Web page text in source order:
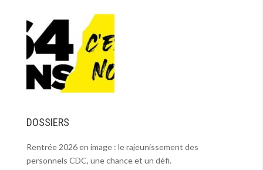
DOSSIERS
Rentrée 2026 en image : le rajeunissement des
personnels CDC, une chance et un défi.